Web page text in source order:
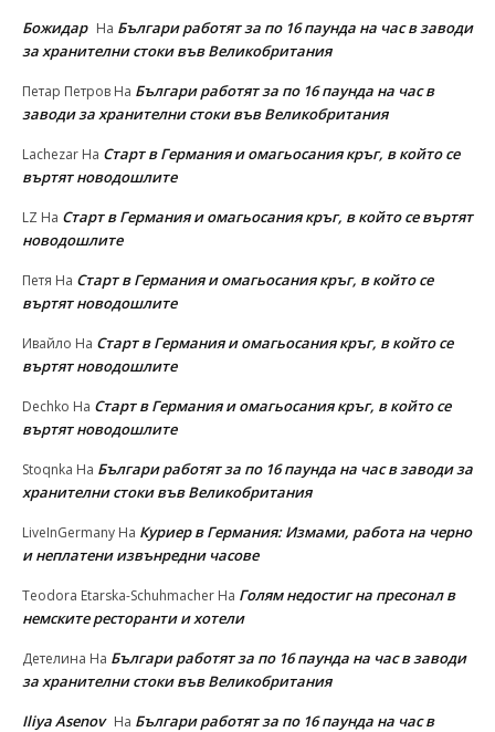
Божидар На Българи работят за по 16 паунда на час в заводи
за хранителни стоки във Великобритания
Петар Петров На Българи работят за по 16 паунда на час в
заводи за хранителни стоки във Великобритания
Lachezar На Старт в Германия и омагьосания кръг, в който се
въртят новодошлите
LZ На Старт в Германия и омагьосания кръг, в който се въртят
новодошлите
Петя На Старт в Германия и омагьосания кръг, в който се
въртят новодошлите
Ивайло На Старт в Германия и омагьосания кръг, в който се
въртят новодошлите
Dechko На Старт в Германия и омагьосания кръг, в който се
въртят новодошлите
Stoqnka На Българи работят за по 16 паунда на час в заводи за
хранителни стоки във Великобритания
LiveInGermany На Куриер в Германия: Измами, работа на черно
и неплатени извънредни часове
Teodora Etarska-Schuhmacher На Голям недостиг на пресонал в
немските ресторанти и хотели
Детелина На Българи работят за по 16 паунда на час в заводи
за хранителни стоки във Великобритания
Iliya Asenov На Българи работят за по 16 паунда на час в